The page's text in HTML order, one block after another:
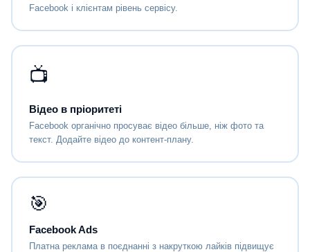
Facebook і клієнтам рівень сервісу.
📺
Відео в пріоритеті
Facebook органічно просуває відео більше, ніж фото та
текст. Додайте відео до контент-плану.
🎯
Facebook Ads
Платна реклама в поєднанні з накруткою лайків підвищує